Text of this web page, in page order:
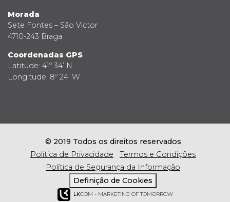
Morada
Sete Fontes – São Victor
4710-243 Braga
Coordenadas GPS
Latitude: 41º 34’ N
Longitude: 8º 24’ W
© 2019 Todos os direitos reservados
Política de Privacidade
Termos e Condições
Política de Segurança da Informação
Definição de Cookies
LKCOM - MARKETING OF TOMORROW